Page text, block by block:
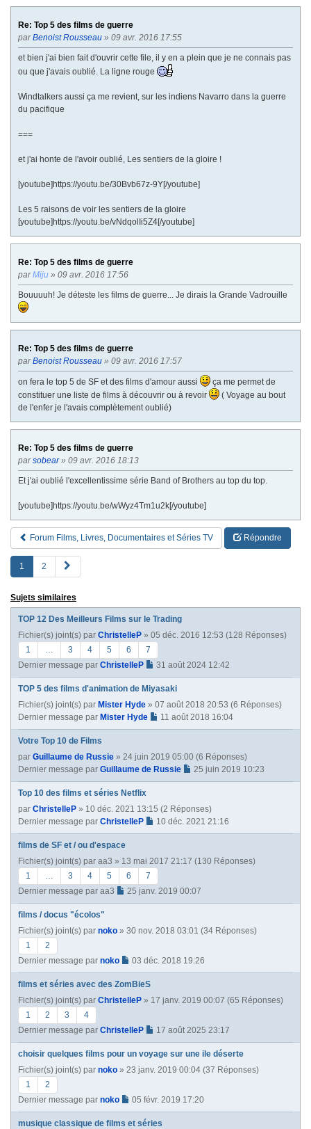
Re: Top 5 des films de guerre
parBenoist Rousseau » 09 avr. 2016 17:55
et bien j'ai bien fait d'ouvrir cette file, il y en a plein que je ne connais pas
ou que j'avais oublié. La ligne rouge
Windtalkers aussi ça me revient, sur les indiens Navarro dans la guerre
du pacifique
===
et j'ai honte de l'avoir oublié, Les sentiers de la gloire !
[youtube]https://youtu.be/30Bvb67z-9Y[/youtube]
Les 5 raisons de voir les sentiers de la gloire
[youtube]https://youtu.be/vNdqolIi5Z4[/youtube]
Re: Top 5 des films de guerre
parMiju » 09 avr. 2016 17:56
Bouuuuh! Je déteste les films de guerre... Je dirais la Grande Vadrouille
Re: Top 5 des films de guerre
parBenoist Rousseau » 09 avr. 2016 17:57
on fera le top 5 de SF et des films d'amour aussi
ça me permet de
constituer une liste de films à découvrir ou à revoir
( Voyage au bout
de l'enfer je l'avais complètement oublié)
Re: Top 5 des films de guerre
parsobear» 09 avr. 2016 18:13
Et j'ai oublié l'excellentissime série Band of Brothers au top du top.
[youtube]https://youtu.be/wWyz4Tm1u2k[/youtube]
Forum Films, Livres, Documentaires et Séries TV Répondre
1 2
u
v
n
t
e
Sujets similaires
TOP 12 Des Meilleurs Films sur le Trading
Fichier(s) joint(s) par ChristelleP » 05 déc. 2016 12:53 (128 Réponses)
1
… 3 4 5 6
7
Dernier message par ChristelleP 31 août 2024 12:42
TOP 5 des films d'animation de Miyasaki
Fichier(s) joint(s) par Mister Hyde » 07 août 2018 20:53 (6 Réponses)
Dernier message par Mister Hyde 11 août 2018 16:04
Votre Top 10 de Films
par Guillaume de Russie » 24 juin 2019 05:00 (6 Réponses)
Dernier message par Guillaume de Russie 25 juin 2019 10:23
Top 10 des films et séries Netflix
par ChristelleP » 10 déc. 2021 13:15 (2 Réponses)
Dernier message par ChristelleP 10 déc. 2021 21:16
films de SF et / ou d'espace
Fichier(s) joint(s) par aa3 » 13 mai 2017 21:17 (130 Réponses)
1
… 3 4 5 6
7
Dernier message par aa3 25 janv. 2019 00:07
films / docus "écolos"
Fichier(s) joint(s) par noko » 30 nov. 2018 03:01 (34 Réponses)
1
2
Dernier message par noko 03 déc. 2018 19:26
films et séries avec des ZomBieS
Fichier(s) joint(s) par ChristelleP » 17 janv. 2019 00:07 (65 Réponses)
1
2 3
4
Dernier message par ChristelleP 17 août 2025 23:17
choisir quelques films pour un voyage sur une ile déserte
Fichier(s) joint(s) par noko » 23 janv. 2019 00:04 (37 Réponses)
1
2
Dernier message par noko 05 févr. 2019 17:20
musique classique de films et séries